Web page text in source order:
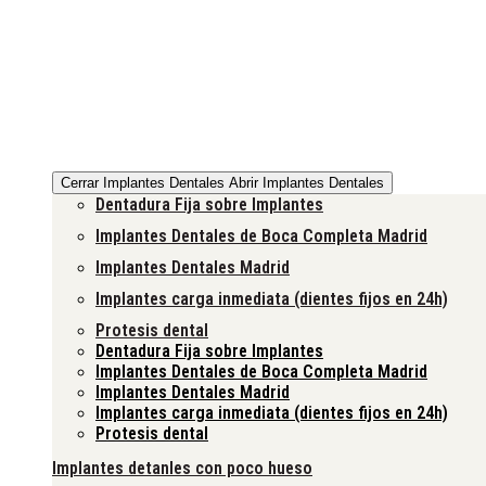
Cerrar Implantes Dentales Abrir Implantes Dentales
Dentadura Fija sobre Implantes
Implantes Dentales de Boca Completa Madrid
Implantes Dentales Madrid
Implantes carga inmediata (dientes fijos en 24h)
Protesis dental
Dentadura Fija sobre Implantes
Implantes Dentales de Boca Completa Madrid
Implantes Dentales Madrid
Implantes carga inmediata (dientes fijos en 24h)
Protesis dental
Implantes detanles con poco hueso